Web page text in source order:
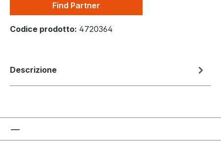
Find Partner
Codice prodotto: 4720364
Descrizione